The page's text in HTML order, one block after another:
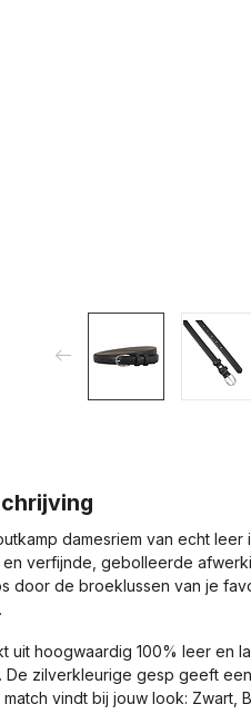
damesriem van echt
verfijnde, gebolleerde
door de broeklussen van je
uit hoogwaardig 100% leer en
De zilverkleurige gesp geeft
vindt bij jouw look: Zwart,